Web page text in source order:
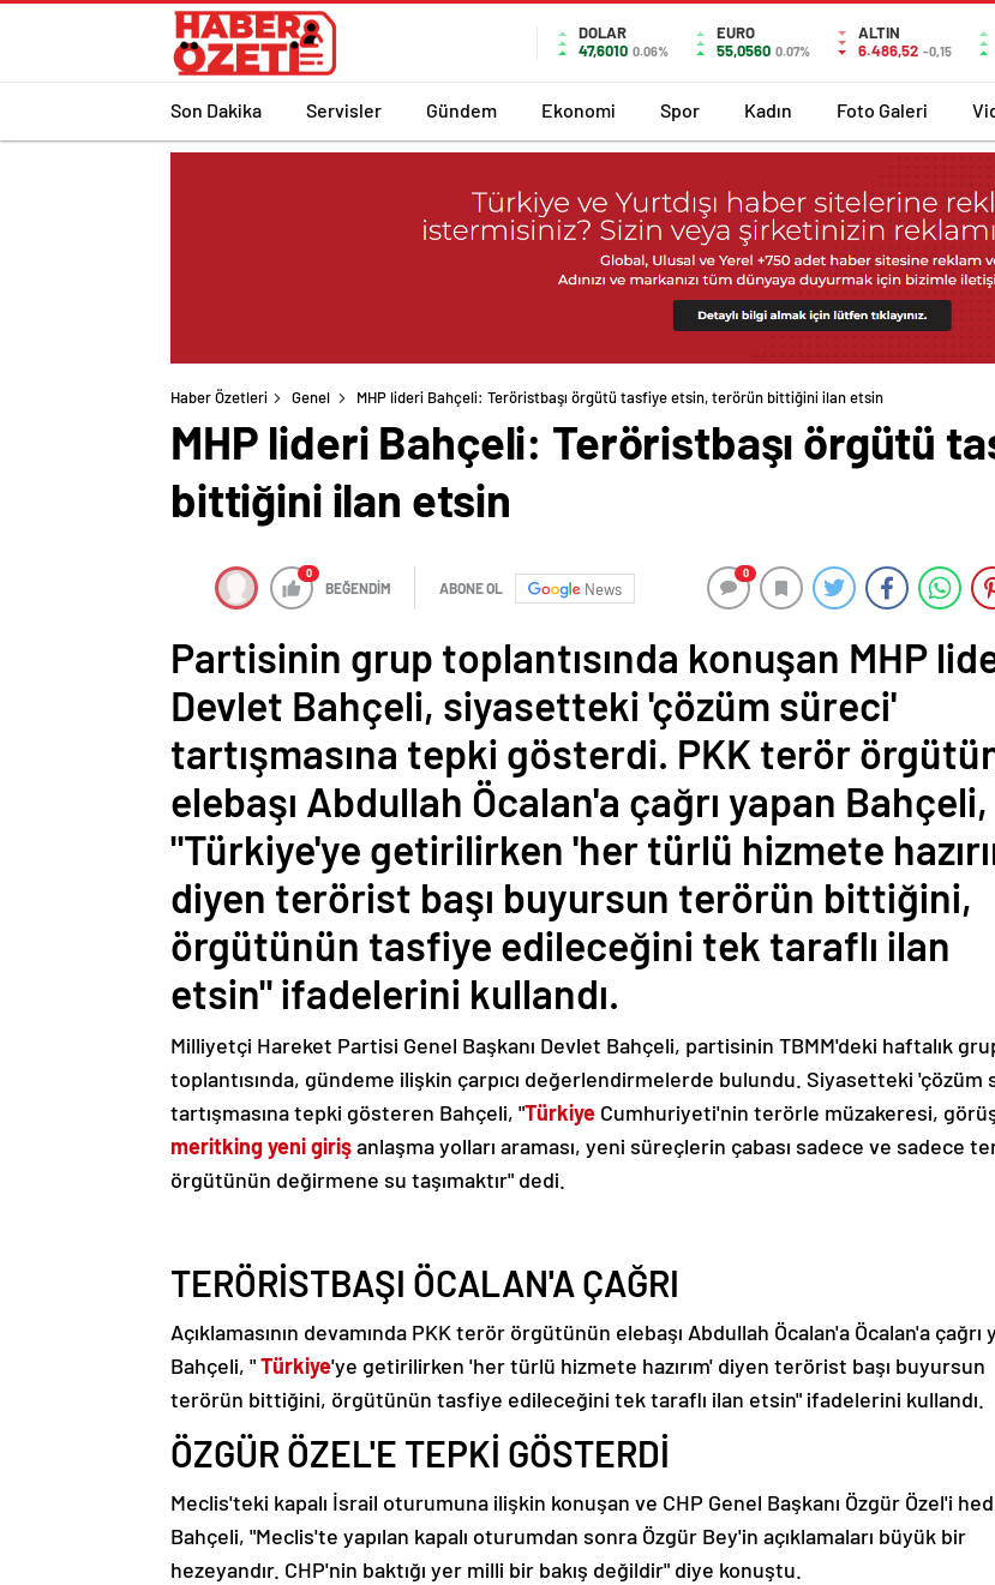
DOLAR
47,6010 0.06%
EURO
55,0560 0.07%
ALTIN
6.486,52 -0,15
Son Dakika Servisler Gündem Ekonomi Spor Kadın Foto Galeri
Haber Özetleri Genel MHP lideri Bahçeli: Teröristbaşı örgütü tasfiye etsin, terörün bittiğini ilan etsin
MHP lideri Bahçeli: Teröristbaşı örgütü
bittiğini ilan etsin
0
BEĞENDİM ABONE OL News
0
Partisinin grup toplantısında konuşan MHP
Devlet Bahçeli, siyasetteki 'çözüm süreci'
tartışmasına tepki gösterdi. PKK terör
elebaşı Abdullah Öcalan'a çağrı yapan Bahçeli,
"Türkiye'ye getirilirken 'her türlü hizmete
diyen terörist başı buyursun terörün bittiğini,
örgütünün tasfiye edileceğini tek taraflı ilan
etsin" ifadelerini kullandı.
Milliyetçi Hareket Partisi Genel Başkanı Devlet Bahçeli, partisinin TBMM'deki haftalık
toplantısında, gündeme ilişkin çarpıcı değerlendirmelerde bulundu. Siyasetteki 'çözüm
tartışmasına tepki gösteren Bahçeli, "Türkiye Cumhuriyeti'nin terörle müzakeresi,
meritking yeni girişanlaşma yolları araması, yeni süreçlerin çabası sadece ve sadece
örgütünün değirmene su taşımaktır" dedi.
TERÖRİSTBAŞI ÖCALAN'A ÇAĞRI
Açıklamasının devamında PKK terör örgütünün elebaşı Abdullah Öcalan'a Öcalan'a çağrı
Bahçeli, "Türkiye'ye getirilirken 'her türlü hizmete hazırım' diyen terörist başı buyursun
terörün bittiğini, örgütünün tasfiye edileceğini tek taraflı ilan etsin" ifadelerini kullandı.
ÖZGÜR ÖZEL'E TEPKİ GÖSTERDİ
Meclis'teki kapalı İsrail oturumuna ilişkin konuşan ve CHP Genel Başkanı Özgür Özel'i
Bahçeli, "Meclis'te yapılan kapalı oturumdan sonra Özgür Bey'in açıklamaları büyük bir
hezeyandır. CHP'nin baktığı yer milli bir bakış değildir" diye konuştu.